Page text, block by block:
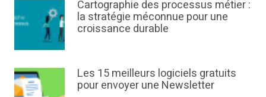
Cartographie des processus métier :
la stratégie méconnue pour une
croissance durable
Les 15 meilleurs logiciels gratuits
pour envoyer une Newsletter